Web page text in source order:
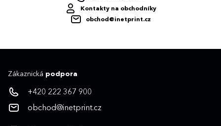
Kontakty na obchodníky
obchod@inetprint.cz
Zákaznická podpora
+420 222 367 900
obchod@inetprint.cz